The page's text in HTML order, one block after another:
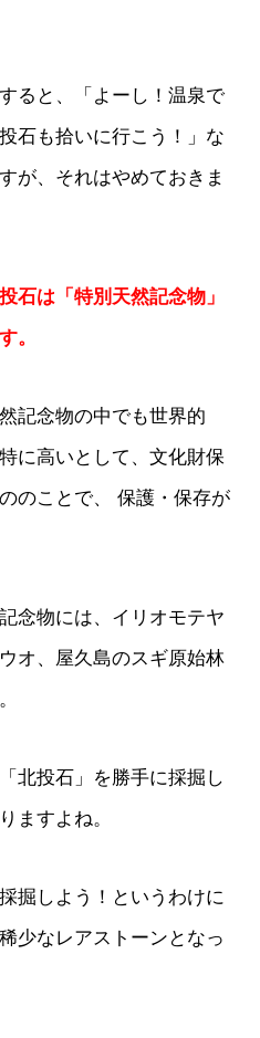
ると、「よーし！温泉で
石も拾いに行こう！」な
が、それはやめておきま
石は「特別天然記念物」
。
記念物の中でも世界的
に高いとして、文化財保
のことで、 保護・保存が
念物には、イリオモテヤ
オ、屋久島のスギ原始林
北投石」を勝手に採掘し
ますよね。
掘しよう！というわけに
少なレアストーンとなっ